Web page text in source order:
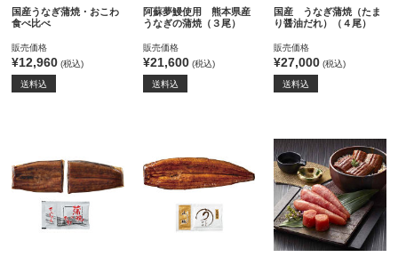
国産うなぎ蒲焼・おこわ
食べ比べ
販売価格
¥12,960 (税込)
送料込
阿蘇夢鰻使用 熊本県産
うなぎの蒲焼（３尾）
販売価格
¥21,600(税込)
送料込
国産 うなぎ蒲焼（たま
り醤油だれ）（４尾）
販売価格
¥27,000 (税込)
送料込